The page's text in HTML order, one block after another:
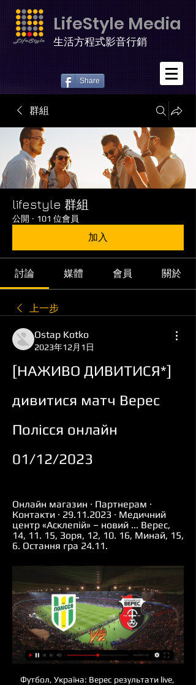
LifeStyle Media
生活方程式影音行銷
Share
群組
lifestyle 群組
公開 · 101 位會員
加入
討論 媒體 會員 關於
上一步
Ostap Kotko
2023年12月1日
[НАЖИВО ДИВИТИСЯ*]
дивитися матч Верес
Полісся онлайн
01/12/2023
Онлайн магазин · Партнерам ·
Контакти · 29.11.2023 · Медичний
центр «Асклепій» – новий ... Верес,
14, 11. 15, Зоря, 12, 10. 16, Минай, 15,
6. Остання гра 24.11.
Футбол, Україна: Верес результати live,